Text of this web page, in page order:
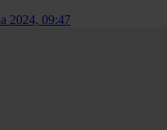
2024, 09:47